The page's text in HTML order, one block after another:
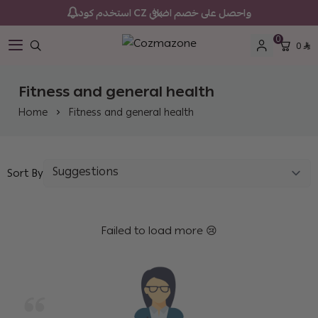
استخدم كود CZ واحصل على خصم اضافي
Cozmazone
0 0
Fitness and general health
Home Fitness and general health
Sort By
Failed to load more 😢